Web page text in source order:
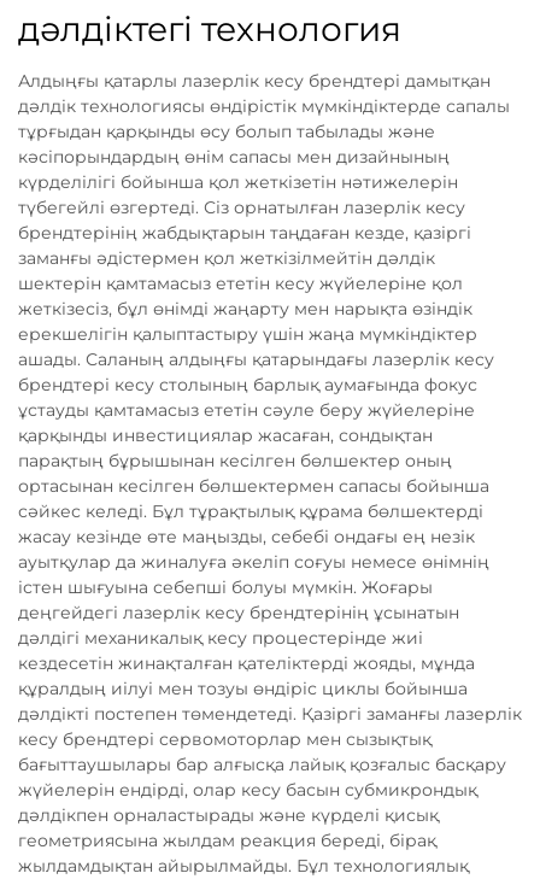
дәлдіктегі технология
Алдыңғы қатарлы лазерлік кесу брендтері дамытқан
дәлдік технологиясы өндірістік мүмкіндіктерде сапалы
тұрғыдан қарқынды өсу болып табылады және
кәсіпорындардың өнім сапасы мен дизайнының
күрделілігі бойынша қол жеткізетін нәтижелерін
түбегейлі өзгертеді. Сіз орнатылған лазерлік кесу
брендтерінің жабдықтарын таңдаған кезде, қазіргі
заманғы әдістермен қол жеткізілмейтін дәлдік
шектерін қамтамасыз ететін кесу жүйелеріне қол
жеткізесіз, бұл өнімді жаңарту мен нарықта өзіндік
ерекшелігін қалыптастыру үшін жаңа мүмкіндіктер
ашады. Саланың алдыңғы қатарындағы лазерлік кесу
брендтері кесу столының барлық аумағында фокус
ұстауды қамтамасыз ететін сәуле беру жүйелеріне
қарқынды инвестициялар жасаған, сондықтан
парақтың бұрышынан кесілген бөлшектер оның
ортасынан кесілген бөлшектермен сапасы бойынша
сәйкес келеді. Бұл тұрақтылық құрама бөлшектерді
жасау кезінде өте маңызды, себебі ондағы ең незік
ауытқулар да жиналуға әкеліп соғуы немесе өнімнің
істен шығуына себепші болуы мүмкін. Жоғары
деңгейдегі лазерлік кесу брендтерінің ұсынатын
дәлдігі механикалық кесу процестерінде жиі
кездесетін жинақталған қателіктерді жояды, мұнда
құралдың иілуі мен тозуы өндіріс циклы бойынша
дәлдікті постепен төмендетеді. Қазіргі заманғы лазерлік
кесу брендтері сервомоторлар мен сызықтық
бағыттаушылары бар алғысқа лайық қозғалыс басқару
жүйелерін ендірді, олар кесу басын субмикрондық
дәлдікпен орналастырады және күрделі қисық
геометриясына жылдам реакция береді, бірақ
жылдамдықтан айырылмайды. Бұл технологиялық